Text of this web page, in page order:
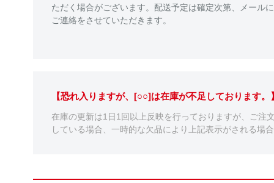
ただく場合がございます。配送予定は確定次第、メール
ご連絡をさせていただきます。
【恐れ入りますが、[○○]は在庫が不足しております
在庫の更新は1日1回以上反映を行っておりますが、ご注
している場合、一時的な欠品により上記表示がされる場